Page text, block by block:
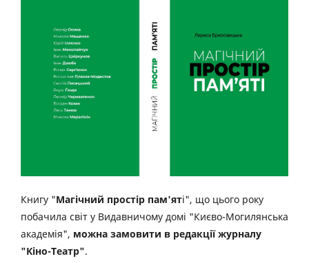
Книгу "Магічний простір пам'яті", що цього року
побачила світ у Видавничому домі "Києво-Могилянська
академія", можна замовити в редакції журналу
"Кіно-Театр".